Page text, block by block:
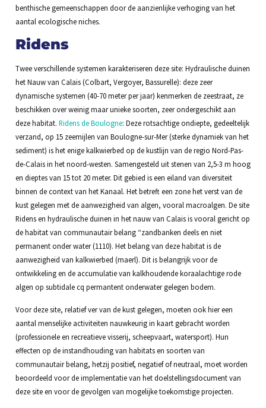
benthische gemeenschappen door de aanzienlijke verhoging van het
aantal ecologische niches.
Ridens
Twee verschillende systemen karakteriseren deze site: Hydraulische duinen
het Nauw van Calais (Colbart, Vergoyer, Bassurelle): deze zeer
dynamische systemen (40-70 meter per jaar) kenmerken de zeestraat, ze
beschikken over weinig maar unieke soorten, zeer ondergeschikt aan
deze habitat. Ridens de Boulogne: Deze rotsachtige ondiepte, gedeeltelijk
verzand, op 15 zeemijlen van Boulogne-sur-Mer (sterke dynamiek van het
sediment) is het enige kalkwierbed op de kustlijn van de regio Nord-Pas-
de-Calais in het noord-westen. Samengesteld uit stenen van 2,5-3 m hoog
en dieptes van 15 tot 20 meter. Dit gebied is een eiland van diversiteit
binnen de context van het Kanaal. Het betreft een zone het verst van de
kust gelegen met de aanwezigheid van algen, vooral macroalgen. De site
Ridens en hydraulische duinen in het nauw van Calais is vooral gericht op
de habitat van communautair belang “zandbanken deels en niet
permanent onder water (1110). Het belang van deze habitat is de
aanwezigheid van kalkwierbed (maerl). Dit is belangrijk voor de
ontwikkeling en de accumulatie van kalkhoudende koraalachtige rode
algen op subtidale cq permantent onderwater gelegen bodem.
Voor deze site, relatief ver van de kust gelegen, moeten ook hier een
aantal menselijke activiteiten nauwkeurig in kaart gebracht worden
(professionele en recreatieve visserij, scheepvaart, watersport). Hun
effecten op de instandhouding van habitats en soorten van
communautair belang, hetzij positief, negatief of neutraal, moet worden
beoordeeld voor de implementatie van het doelstellingsdocument van
deze site en voor de gevolgen van mogelijke toekomstige projecten.